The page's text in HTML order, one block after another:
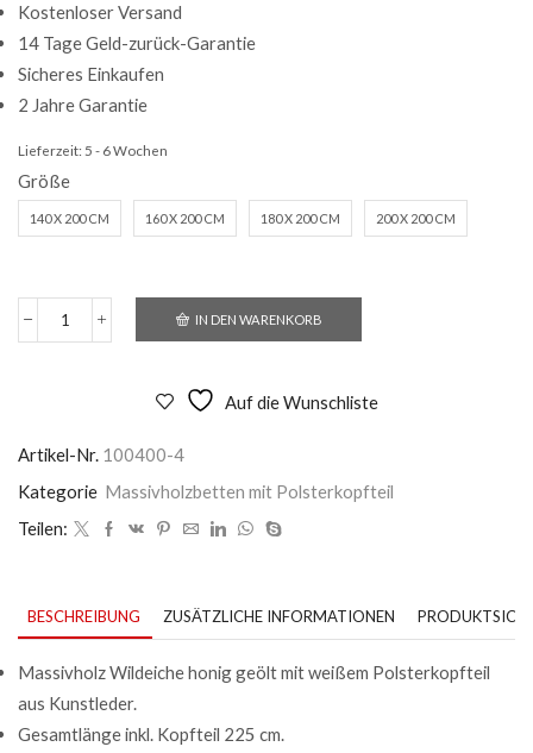
Kostenloser Versand
14 Tage Geld-zurück-Garantie
Sicheres Einkaufen
2 Jahre Garantie
Lieferzeit: 5 - 6 Wochen
Größe
140 X 200 CM 160 X 200 CM 180 X 200 CM 200 X 200 CM
Massivholzbett
Menge
IN DEN WARENKORB
Auf die Wunschliste
Artikel-Nr. 100400-4
Kategorie Massivholzbetten mit Polsterkopfteil
Teilen:
BESCHREIBUNG ZUSÄTZLICHE INFORMATIONEN
Massivholz Wildeiche honig geölt mit weißem Polsterkopfteil
aus Kunstleder.
Gesamtlänge inkl. Kopfteil 225 cm.